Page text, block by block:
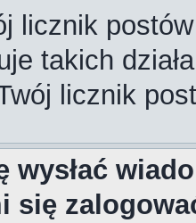
licznik
takich
licznik
wysłać
się